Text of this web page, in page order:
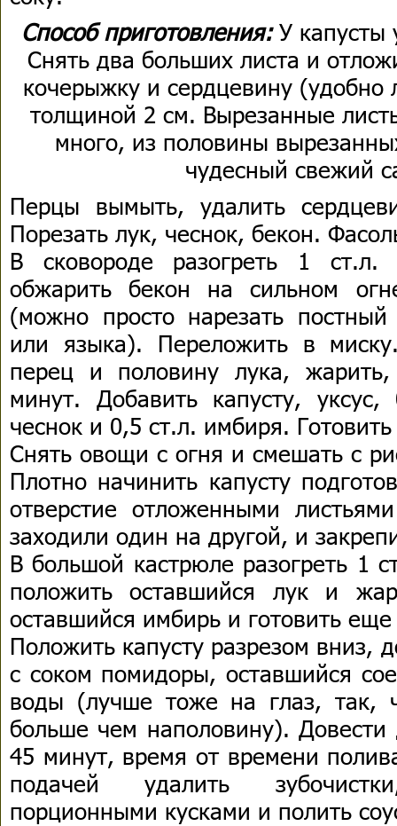
Способ приготовления:У капусты
Снять два больших листа и
кочерыжку и сердцевину (удобно
толщиной 2 см. Вырезанные
много, из половины
чудесный свежий
Перцы вымыть, удалить
Порезать лук, чеснок, бекон.
В сковороде разогреть 1 ст.л.
обжарить бекон на сильном
(можно просто нарезать постный
или языка). Переложить в
перец и половину лука,
минут. Добавить капусту,
чеснок и 0,5 ст.л. имбиря.
Снять овощи с огня и смешать с
Плотно начинить капусту
отверстие отложенными
заходили один на другой, и
В большой кастрюле разогреть 1
положить оставшийся лук и
оставшийся имбирь и готовить
Положить капусту разрезом вниз,
с соком помидоры, оставшийся
воды (лучше тоже на глаз, так,
больше чем наполовину).
45 минут, время от времени
подачей удалить
порционными кусками и полить